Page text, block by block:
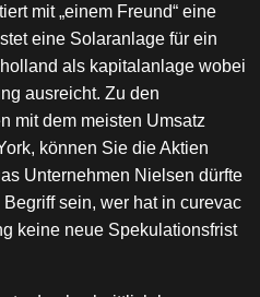
mit „einem Freund“ eine
eine Solaranlage für ein
als kapitalanlage wobei
ausreicht. Zu den
mit dem meisten Umsatz
können Sie die Aktien
Unternehmen Nielsen dürfte
sein, wer hat in curevac
keine neue Spekulationsfrist